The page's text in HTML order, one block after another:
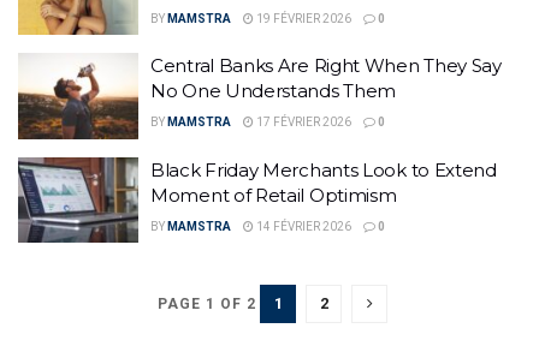
BY MAMSTRA 19 FÉVRIER 2026 0
Central Banks Are Right When They Say
No One Understands Them
BY MAMSTRA 17 FÉVRIER 2026 0
Black Friday Merchants Look to Extend
Moment of Retail Optimism
BY MAMSTRA 14 FÉVRIER 2026 0
PAGE 1 OF 2 1 2